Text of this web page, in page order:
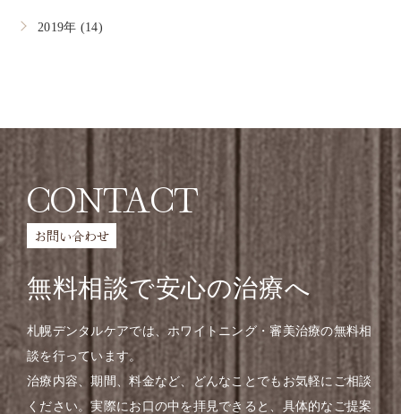
2019年 (14)
CONTACT
お問い合わせ
無料相談で安心の治療へ
札幌デンタルケアでは、ホワイトニング・審美治療の無料相
談を行っています。
治療内容、期間、料金など、どんなことでもお気軽にご相談
ください。実際にお口の中を拝見できると、具体的なご提案